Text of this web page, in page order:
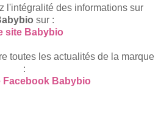
l'intégralité des informations sur
sur :
site Babybio
toutes les actualités de la marque
:
Facebook Babybio